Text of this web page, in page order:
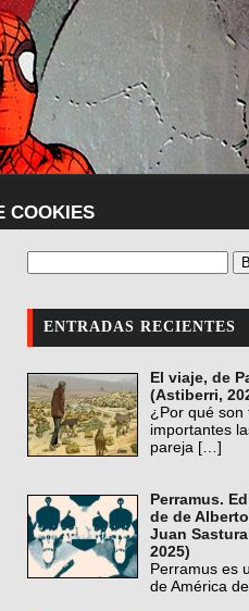
COOKIES
ENTRADAS RECIENTES
El viaje, de
(Astiberri,
¿Por qué son
importantes
pareja […]
Perramus.
de de
Juan
2025)
Perramus es
de América